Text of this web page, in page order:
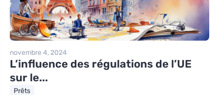
novembre 4, 2024
L’influence des régulations de l’UE
sur le...
Prêts